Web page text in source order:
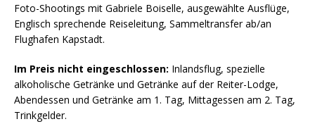
Foto-Shootings mit Gabriele Boiselle, ausgewählte Ausflüge,
Englisch sprechende Reiseleitung, Sammeltransfer ab/an
Flughafen Kapstadt.
Im Preis nicht eingeschlossen: Inlandsflug, spezielle
alkoholische Getränke und Getränke auf der Reiter-Lodge,
Abendessen und Getränke am 1. Tag, Mittagessen am 2. Tag,
Trinkgelder.